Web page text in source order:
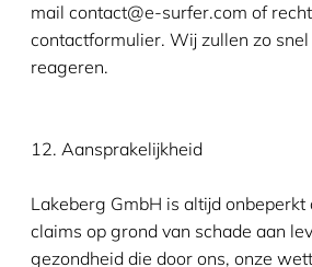
mail contact@e-surfer.com of
contactformulier. Wij zullen zo
reageren.
12. Aansprakelijkheid
Lakeberg GmbH is altijd
claims op grond van schade aan
gezondheid die door ons, onze